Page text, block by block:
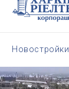
Новостройки